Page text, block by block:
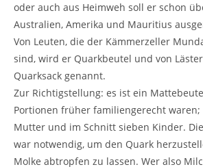
oder auch aus Heimweh soll er schon
Australien, Amerika und Mauritius
Von Leuten, die der Kämmerzeller
sind, wird er Quarkbeutel und von
Quarksack genannt.
Zur Richtigstellung: es ist ein
Portionen früher familiengerecht waren;
Mutter und im Schnitt sieben Kinder.
war notwendig, um den Quark
Molke abtropfen zu lassen. Wer also